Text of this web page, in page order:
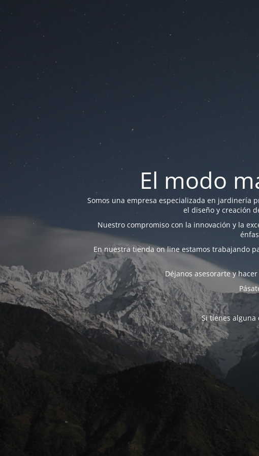
El modo
Somos una empresa especializada en jardinería
el diseño y creación
Nuestro compromiso con la innovación y la
En nuestra tienda on line estamos trabajando
Déjanos asesorarte y
Si tienes